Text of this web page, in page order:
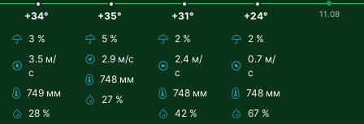
+34°
3 %
3.5 м/
с
749 мм
28 %
+35°
5 %
2.9 м/с
748 мм
27 %
+31°
2 %
2.4 м/
с
748 мм
42 %
+24°
2 %
0.7 м/
с
748 мм
67 %
11.08